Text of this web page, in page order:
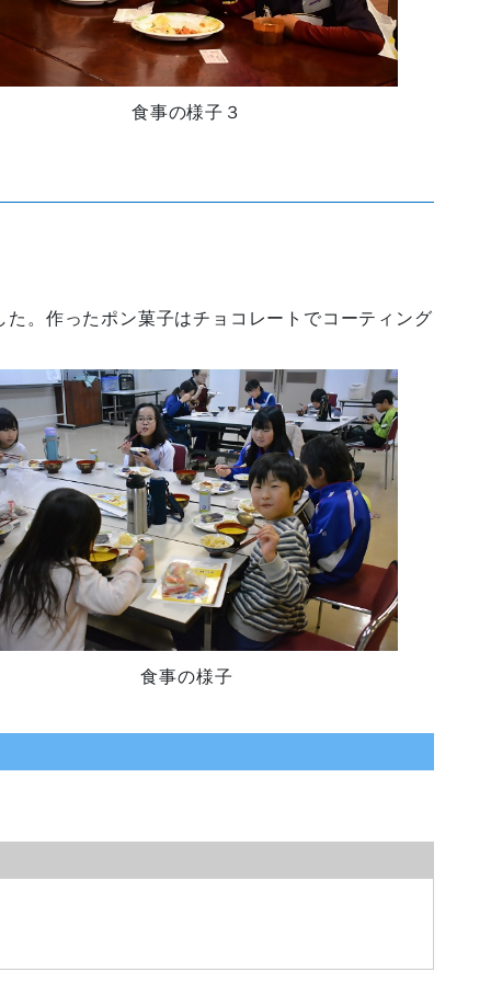
食事の様子３
。作ったポン菓子はチョコレートでコーティング
食事の様子